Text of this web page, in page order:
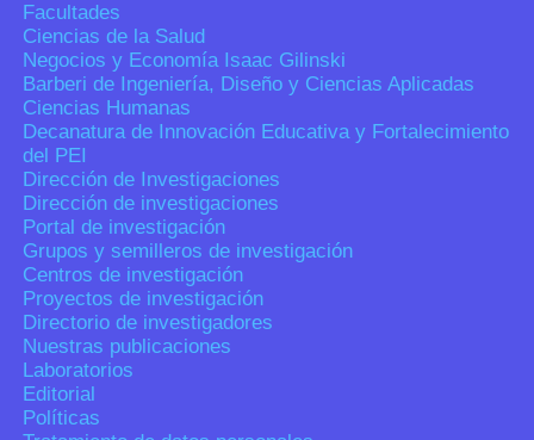
Facultades
Ciencias de la Salud
Negocios y Economía Isaac Gilinski
Barberi de Ingeniería, Diseño y Ciencias Aplicadas
Ciencias Humanas
Decanatura de Innovación Educativa y Fortalecimiento
del PEI
Dirección de Investigaciones
Dirección de investigaciones
Portal de investigación
Grupos y semilleros de investigación
Centros de investigación
Proyectos de investigación
Directorio de investigadores
Nuestras publicaciones
Laboratorios
Editorial
Políticas